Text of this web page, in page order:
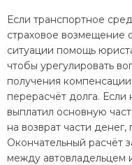
Если транспортное
страховое возмещение
ситуации помощь
чтобы урегулировать
получения
перерасчёт долга.
выплатил основную
на возврат части
Окончательный расчёт
между автовладельцем